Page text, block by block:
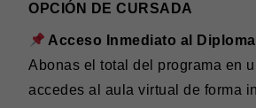
OPCIÓN DE CURSADA
Acceso Inmediato al
Abonas el total del programa en
accedes al aula virtual de forma